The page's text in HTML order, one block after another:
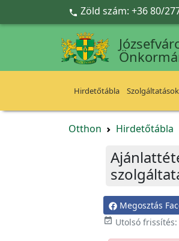
Ugrás a fő tartalomra
 Zöld szám: +36 80/
Hirdetőtábla
Otthon Hirdetőtábla
Megosztás
 Utolsó frissítés: